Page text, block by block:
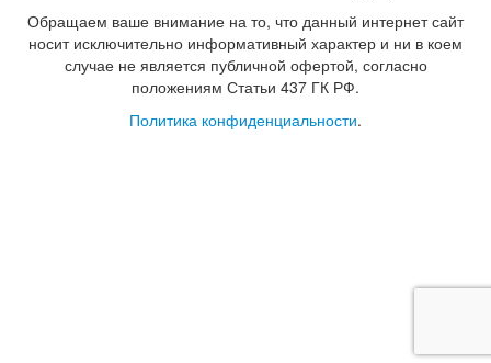
Серия Стефани
Серия Уно
Двери Верда
ПЭТ Верда
Коллекция дверей Альтекс
Коллекция дверей Элеганс
Обращаем ваше внимание на то, что данный интернет сайт
носит исключительно информативный характер и ни в коем
случае не является публичной офертой, согласно
положениям Статьи 437 ГК РФ.
Политика конфиденциальности.